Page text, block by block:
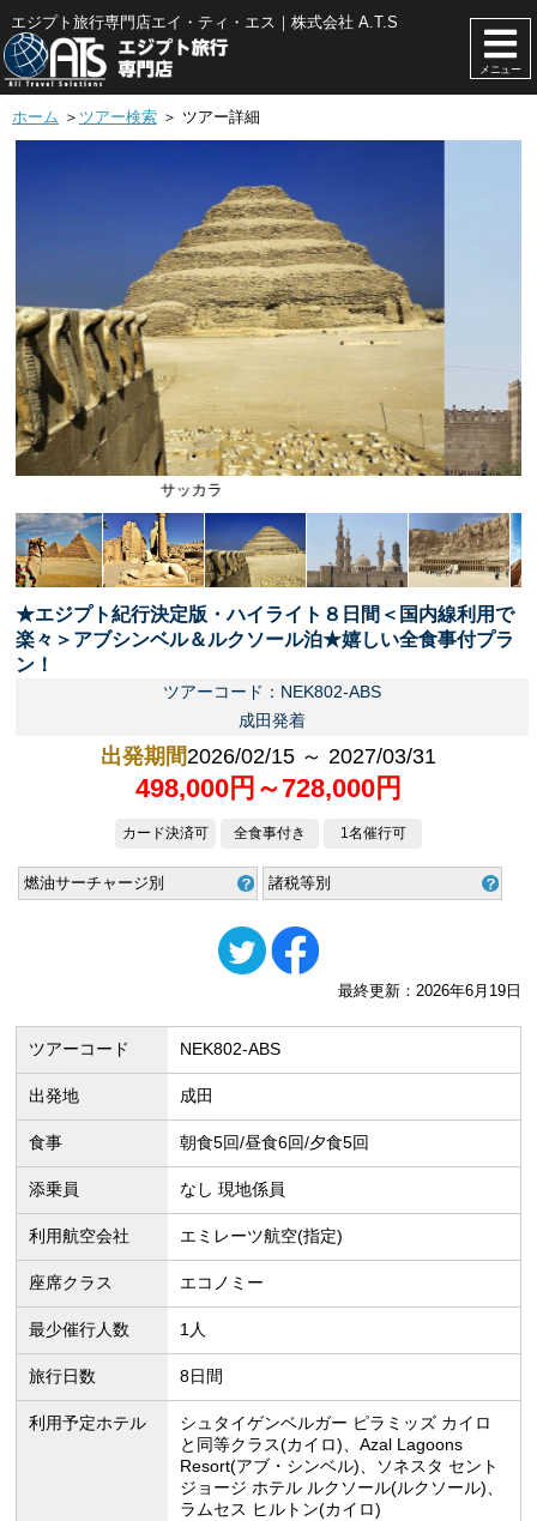
エジプト旅行専門店エイ・ティ・エス｜株式会社 A.T.S
メニュー
ホーム ＞ ツアー検索 ＞ ツアー詳細
アズハル・モスク
★エジプト紀行決定版・ハイライト８日間＜国内線利用で
楽々＞アブシンベル＆ルクソール泊★嬉しい全食事付プラ
ン！
ツアーコード：NEK802-ABS
成田発着
出発期間2026/02/15 ～ 2027/03/31
498,000円～728,000円
カード決済可 全食事付き 1名催行可
燃油サーチャージ別 諸税等別
最終更新：2026年6月19日
ツアーコード NEK802-ABS
出発地 成田
食事 朝食5回/昼食6回/夕食5回
添乗員 なし 現地係員
利用航空会社 エミレーツ航空(指定)
座席クラス エコノミー
最少催行人数 1人
旅行日数 8日間
利用予定ホテル
シュタイゲンベルガー ピラミッズ カイロ
と同等クラス(カイロ)、Azal Lagoons
Resort(アブ・シンベル)、ソネスタ セント
ジョージ ホテル ルクソール(ルクソール)、
ラムセス ヒルトン(カイロ)